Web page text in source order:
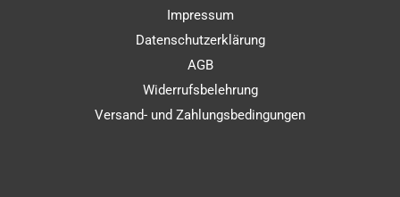
Impressum
Datenschutzerklärung
AGB
Widerrufsbelehrung
Versand- und Zahlungsbedingungen